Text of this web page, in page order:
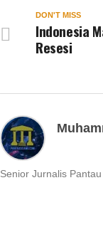
DON'T MISS
Indonesia
Resesi
Senior Jurnalis